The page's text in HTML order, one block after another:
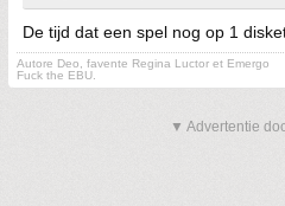
De tijd dat een spel nog op 1
Autore Deo, favente Regina Luctor et Emergo
Fuck the EBU.
▼ Advertentie